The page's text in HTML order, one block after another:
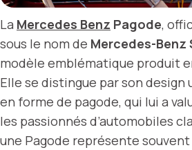
La Mercedes Benz Pagode,
sous le nom de Mercedes-Benz
modèle emblématique produit
Elle se distingue par son
en forme de pagode, qui lui a
les passionnés d’automobiles
une Pagode représente souvent